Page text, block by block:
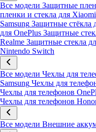
Все модели Защитные
пленки и стекла для Xiaomi
Samsung Защитные стёкла
для OnePlus Защитные
Realme Защитные стекла
Nintendo Switch
Все модели Чехлы для
Samsung Чехлы для
Чехлы для телефонов
Чехлы для телефонов
Все модели Внешние